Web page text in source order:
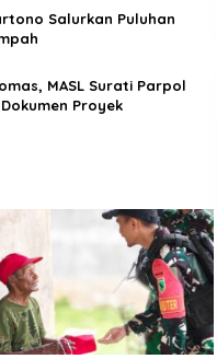
Salurkan Puluhan
MASL Surati Parpol
Proyek